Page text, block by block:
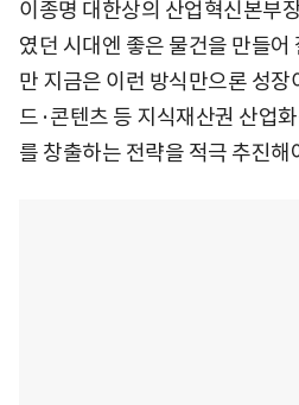
이종명 대한상의 산업혁신본부
였던 시대엔 좋은 물건을 만들어
만 지금은 이런 방식만으론 성
드·콘텐츠 등 지식재산권 산업
를 창출하는 전략을 적극 추진